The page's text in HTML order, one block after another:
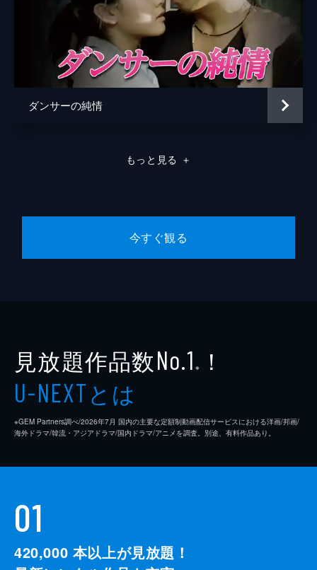
ダンサーの純情
もっと見る ＋
今すぐ観る
見放題作品数No.1 ※ ！
U-NEXTとは
※GEM Partners調べ/2026年7⽉ 国内の主要な定額制動画配信サービスにおける洋画/邦画/
海外ドラマ/韓流・アジアドラマ/国内ドラマ/アニメを調査。別途、有料作品あり。
01
420,000 本以上が見放題！